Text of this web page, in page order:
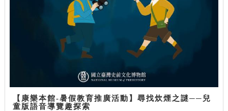
【康樂本館-暑假教育推廣活動】尋找炊煙之謎──兒
童版語音導覽趣探索